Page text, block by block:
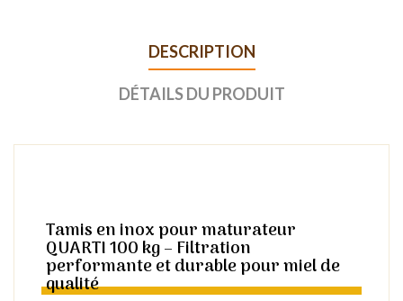
DESCRIPTION
DÉTAILS DU PRODUIT
Tamis en inox pour maturateur
QUARTI 100 kg – Filtration
performante et durable pour miel de
qualité